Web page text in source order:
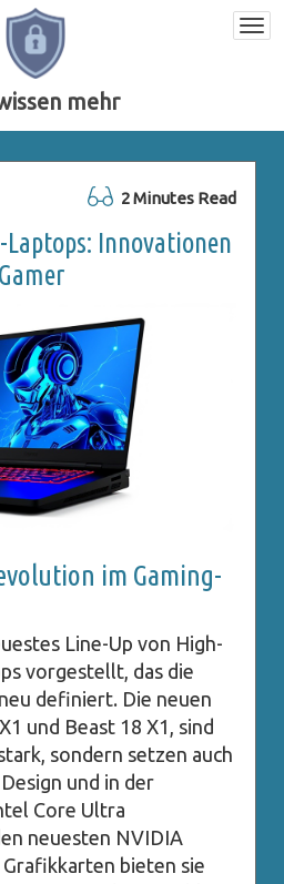
mehr
2 Minutes Read
Laptops: Innovationen
im Gaming-
Line-Up von High-
vorgestellt, das die
definiert. Die neuen
und Beast 18 X1, sind
sondern setzen auch
und in der
Core Ultra
neuesten NVIDIA
bieten sie